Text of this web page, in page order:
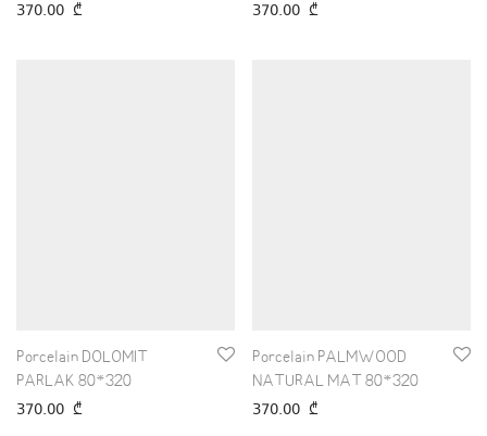
370.00 ₾ 370.00 ₾
Porcelain DOLOMIT
PARLAK 80*320
370.00 ₾
Porcelain PALMWOOD
NATURAL MAT 80*320
370.00 ₾